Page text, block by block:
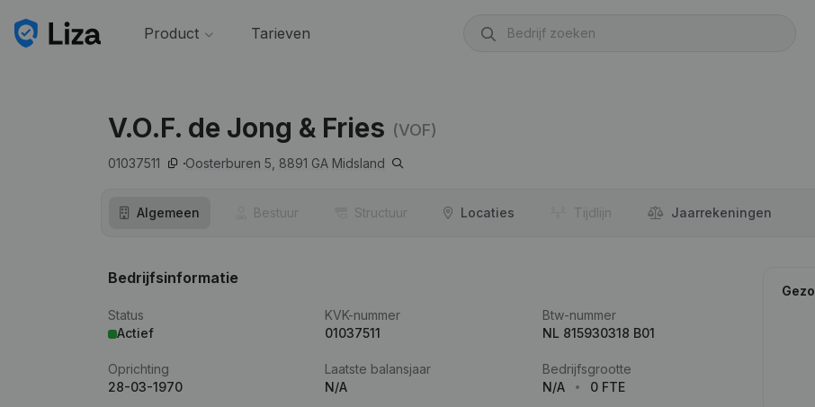
Product Tarieven
V.O.F. de Jong & Fries (VOF)
01037511 Oosterburen 5, 8891 GA Midsland
Algemeen Bestuur Structuur Locaties Tijdlijn Jaar­rekeningen
Bedrijfsinformatie
Status
Actief
KVK-nummer
01037511
Btw-nummer
NL 815930318 B01
Oprichting
28-03-1970
Laatste balansjaar
N/A
Bedrijfsgrootte
N/A
0 FTE